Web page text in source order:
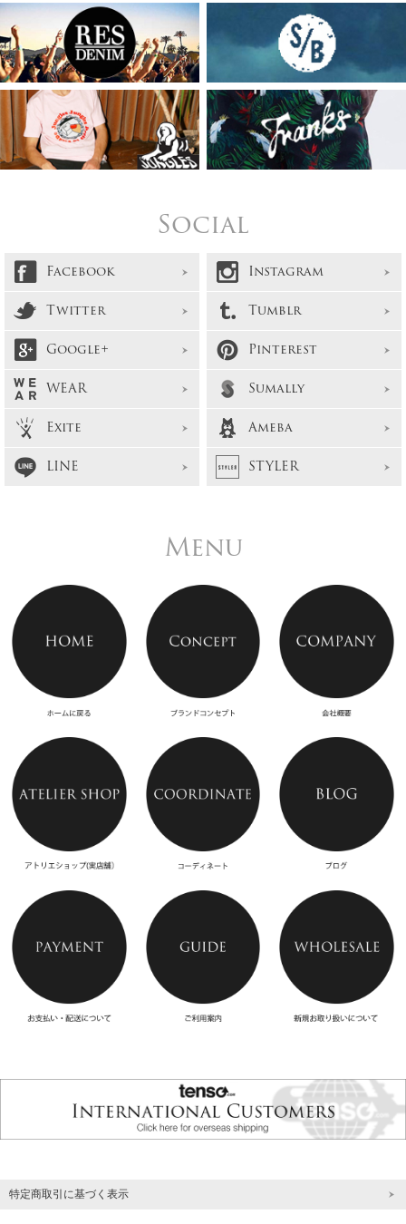
Social
Facebook
Instagram
Twitter
Tumblr
Google+
Pinterest
WEAR
Sumally
Exite
Ameba
LINE
STYLER
Menu
特定商取引に基づく表示